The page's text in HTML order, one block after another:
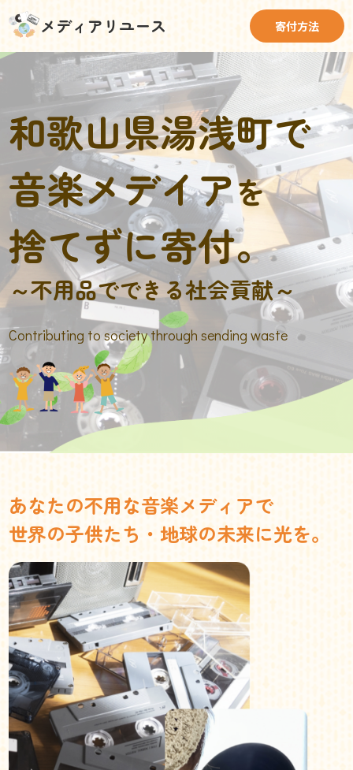
メディアリユース 寄付方法
和歌山県湯浅町で
音楽メデイアを
捨てずに寄付。
～不用品でできる社会貢献～
Contributing to society through sending waste
あなたの不用な音楽メディアで
世界の子供たち・地球の未来に光を。